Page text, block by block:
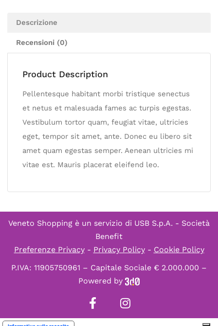
Descrizione
Recensioni (0)
Product Description
Pellentesque habitant morbi tristique senectus
et netus et malesuada fames ac turpis egestas.
Vestibulum tortor quam, feugiat vitae, ultricies
eget, tempor sit amet, ante. Donec eu libero sit
amet quam egestas semper. Aenean ultricies mi
vitae est. Mauris placerat eleifend leo.
Veneto Shopping è un servizio di USB S.p.A. - Società
Benefit
Preferenze Privacy- Privacy Policy- Cookie Policy
P.IVA: 11905750961 – Capitale Sociale € 2.000.000 –
Powered by